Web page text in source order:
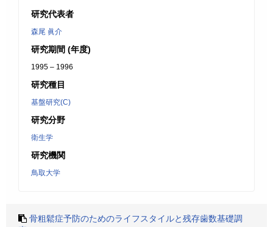
研究代表者
森尾 眞介
研究期間 (年度)
1995 – 1996
研究種目
基盤研究(C)
研究分野
衛生学
研究機関
鳥取大学
骨粗鬆症予防のためのライフスタイルと残存歯数基礎調